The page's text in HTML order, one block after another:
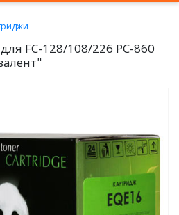
CANON
FC-128/108/226 PC-860